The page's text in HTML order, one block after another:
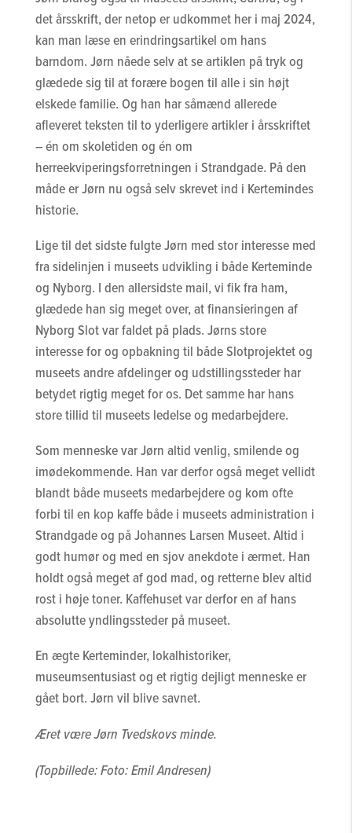
det årsskrift, der netop er udkommet her i maj 2024,
kan man læse en erindringsartikel om hans
barndom. Jørn nåede selv at se artiklen på tryk og
glædede sig til at forære bogen til alle i sin højt
elskede familie. Og han har såmænd allerede
afleveret teksten til to yderligere artikler i årsskriftet
– én om skoletiden og én om
herreekviperingsforretningen i Strandgade. På den
måde er Jørn nu også selv skrevet ind i Kertemindes
historie.
Lige til det sidste fulgte Jørn med stor interesse med
fra sidelinjen i museets udvikling i både Kerteminde
og Nyborg. I den allersidste mail, vi fik fra ham,
glædede han sig meget over, at finansieringen af
Nyborg Slot var faldet på plads. Jørns store
interesse for og opbakning til både Slotprojektet og
museets andre afdelinger og udstillingssteder har
betydet rigtig meget for os. Det samme har hans
store tillid til museets ledelse og medarbejdere.
Som menneske var Jørn altid venlig, smilende og
imødekommende. Han var derfor også meget vellidt
blandt både museets medarbejdere og kom ofte
forbi til en kop kaffe både i museets administration i
Strandgade og på Johannes Larsen Museet. Altid i
godt humør og med en sjov anekdote i ærmet. Han
holdt også meget af god mad, og retterne blev altid
rost i høje toner. Kaffehuset var derfor en af hans
absolutte yndlingssteder på museet.
En ægte Kerteminder, lokalhistoriker,
museumsentusiast og et rigtig dejligt menneske er
gået bort. Jørn vil blive savnet.
Æret være Jørn Tvedskovs minde.
(Topbillede: Foto: Emil Andresen)